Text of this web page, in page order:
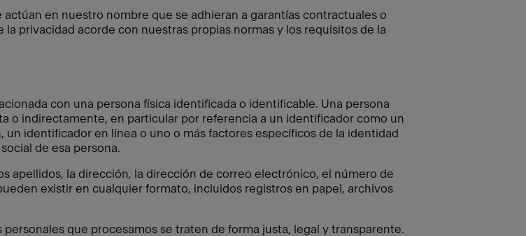
en nuestro nombre que se adhieran a garantías contractuales o
privacidad acorde con nuestras propias normas y los requisitos de la
con una persona física identificada o identificable. Una persona
o indirectamente, en particular por referencia a un identificador como un
identificador en línea o uno o más factores específicos de la identidad
de esa persona.
apellidos, la dirección, la dirección de correo electrónico, el número de
existir en cualquier formato, incluidos registros en papel, archivos
que procesamos se traten de forma justa, legal y transparente.